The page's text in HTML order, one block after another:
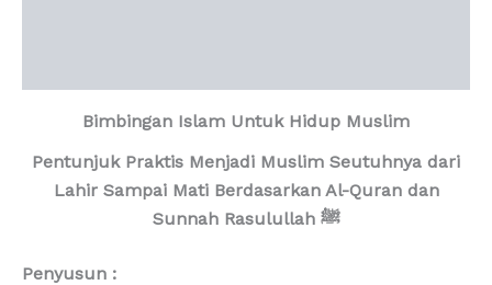
Bimbingan Islam Untuk Hidup Muslim
Pentunjuk Praktis Menjadi Muslim Seutuhnya dari
Lahir Sampai Mati Berdasarkan Al-Quran dan
Sunnah Rasulullah ﷺ
Penyusun :